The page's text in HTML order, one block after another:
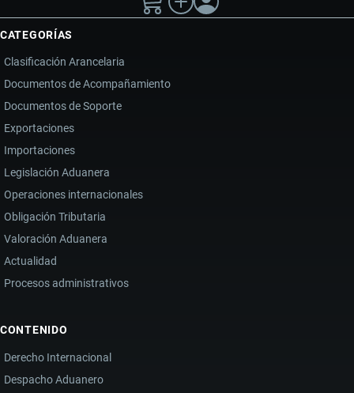
CATEGORÍAS
Clasificación Arancelaria
Documentos de Acompañamiento
Documentos de Soporte
Exportaciones
Importaciones
Legislación Aduanera
Operaciones internacionales
Obligación Tributaria
Valoración Aduanera
Actualidad
Procesos administrativos
CONTENIDO
Derecho Internacional
Despacho Aduanero